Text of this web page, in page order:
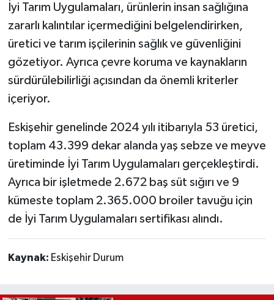
İyi Tarım Uygulamaları, ürünlerin insan sağlığına
zararlı kalıntılar içermediğini belgelendirirken,
üretici ve tarım işçilerinin sağlık ve güvenliğini
gözetiyor. Ayrıca çevre koruma ve kaynakların
sürdürülebilirliği açısından da önemli kriterler
içeriyor.
Eskişehir genelinde 2024 yılı itibarıyla 53 üretici,
toplam 43.399 dekar alanda yaş sebze ve meyve
üretiminde İyi Tarım Uygulamaları gerçekleştirdi.
Ayrıca bir işletmede 2.672 baş süt sığırı ve 9
kümeste toplam 2.365.000 broiler tavuğu için
de İyi Tarım Uygulamaları sertifikası alındı.
Kaynak: Eskişehir Durum